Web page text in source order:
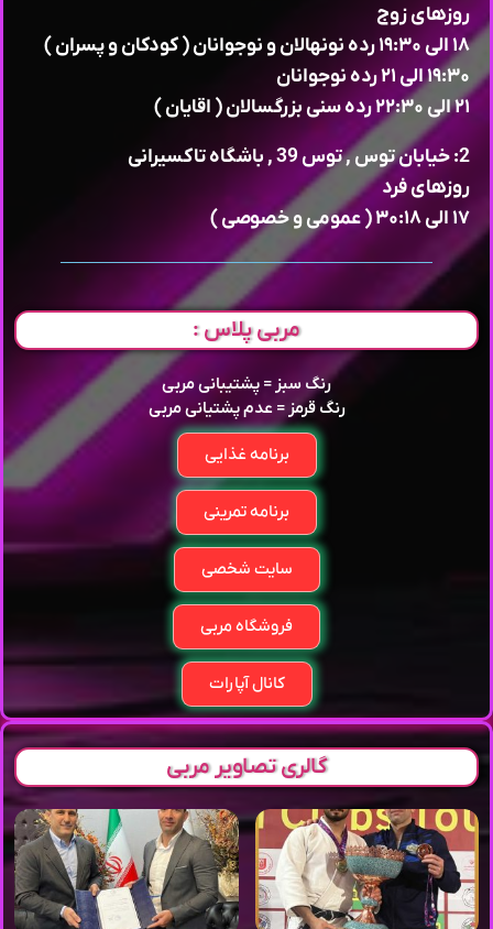
روزهای زوج
۱۸ الی ۱۹:۳۰ رده نونهالان و نوجوانان ( کودکان و پسران )
۱۹:۳۰ الی ۲۱ رده نوجوانان
۲۱ الی ۲۲:۳۰ رده سنی بزرگسالان ( اقایان )
2: خیابان توس , توس 39 , باشگاه تاکسیرانی
روزهای فرد
۱۷ الی ۳۰:۱۸ ( عمومی و خصوصی )
مربی پلاس :
رنگ سبز = پشتیبانی مربی
رنگ قرمز = عدم پشتیانی مربی
برنامه غذایی
برنامه تمرینی
سایت شخصی
فروشگاه مربی
کانال آپارات
گالری تصاویر مربی